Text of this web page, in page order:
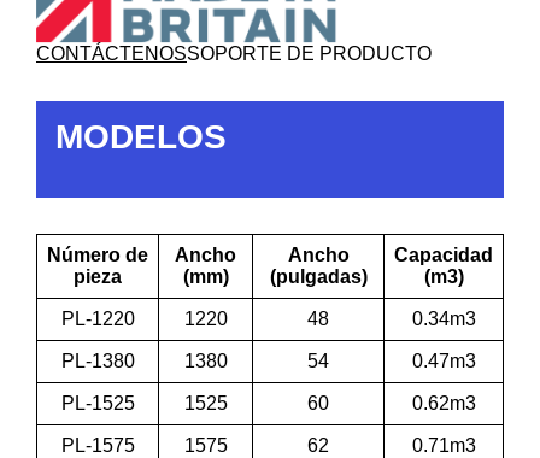
CONTÁCTENOSSOPORTE DE PRODUCTO
MODELOS
Número de
pieza
Ancho
(mm)
Ancho
(pulgadas)
Capacidad
(m3)
PL-1220 1220 48 0.34m3
PL-1380 1380 54 0.47m3
PL-1525 1525 60 0.62m3
PL-1575 1575 62 0.71m3